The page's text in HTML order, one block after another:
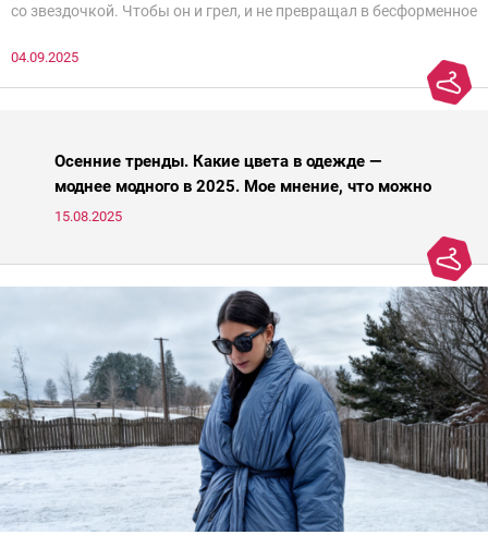
со звездочкой. Чтобы он и грел, и не превращал в бесформенное
паники.
04.09.2025
Осенние тренды. Какие цвета в одежде —
моднее модного в 2025. Мое мнение, что можно
носить, а что нет
15.08.2025